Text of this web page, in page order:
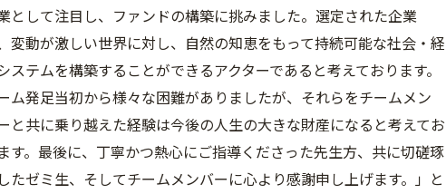
として注目し、ファンドの構築に挑みました。選定された企業
変動が激しい世界に対し、自然の知恵をもって持続可能な社会・経
ステムを構築することができるアクターであると考えております。
ム発足当初から様々な困難がありましたが、それらをチームメン
と共に乗り越えた経験は今後の人生の大きな財産になると考えてお
す。最後に、丁寧かつ熱心にご指導くださった先生方、共に切磋琢
たゼミ生、そしてチームメンバーに心より感謝申し上げます。」と